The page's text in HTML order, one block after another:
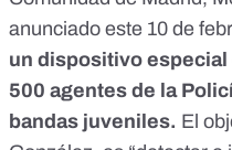
anunciado este 10 de
un dispositivo especial
500 agentes de la
bandas juveniles. El